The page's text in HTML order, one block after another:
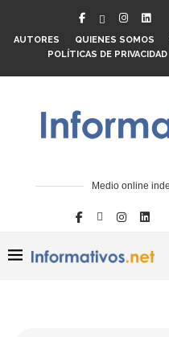
AUTORES QUIENES SOMOS
POLÍTICAS DE PRIVACIDAD
Medio online